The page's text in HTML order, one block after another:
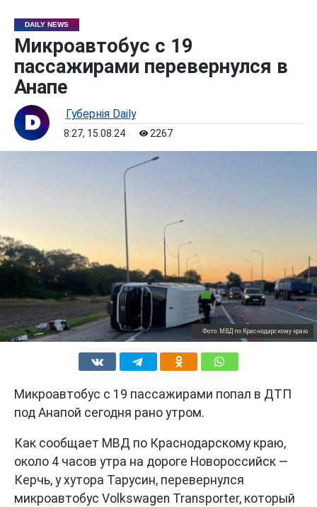
DAILY NEWS
Микроавтобус с 19
пассажирами перевернулся в
Анапе
Губернiя Daily
8:27, 15.08.24 2267
Фото: МВД по Краснодарскому краю
Микроавтобус с 19 пассажирами попал в ДТП
под Анапой сегодня рано утром.
Как сообщает МВД по Краснодарскому краю,
около 4 часов утра на дороге Новороссийск —
Керчь, у хутора Тарусин, перевернулся
микроавтобус Volkswagen Transporter, который